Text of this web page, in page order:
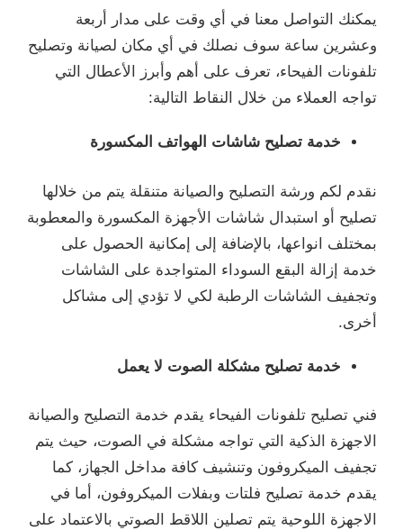
يمكنك التواصل معنا في أي وقت على مدار أربعة
وعشرين ساعة سوف نصلك في أي مكان لصيانة وتصليح
تلفونات الفيحاء، تعرف على أهم وأبرز الأعطال التي
تواجه العملاء من خلال النقاط التالية:
خدمة تصليح شاشات الهواتف المكسورة
نقدم لكم ورشة التصليح والصيانة متنقلة يتم من خلالها
تصليح أو استبدال شاشات الأجهزة المكسورة والمعطوبة
بمختلف انواعها، بالإضافة إلى إمكانية الحصول على
خدمة إزالة البقع السوداء المتواجدة على الشاشات
وتجفيف الشاشات الرطبة لكي لا تؤدي إلى مشاكل
أخرى.
خدمة تصليح مشكلة الصوت لا يعمل
فني تصليح تلفونات الفيحاء يقدم خدمة التصليح والصيانة
الاجهزة الذكية التي تواجه مشكلة في الصوت، حيث يتم
تجفيف الميكروفون وتنشيف كافة مداخل الجهاز، كما
يقدم خدمة تصليح فلتات وبفلات الميكروفون، أما في
الاجهزة اللوحية يتم تصلين اللاقط الصوتي بالاعتماد على